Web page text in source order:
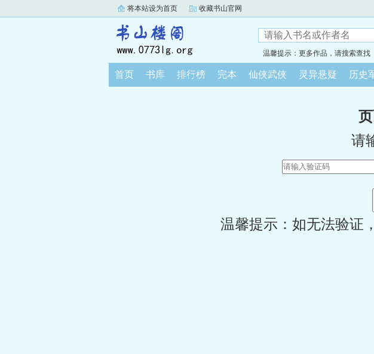
将本站设为首页 收藏书山官网
温馨提示：更多作品，请搜索查找
首页 书库 排行榜 完本 仙侠武侠 灵异悬疑 历史
请
温馨提示：如无法验证